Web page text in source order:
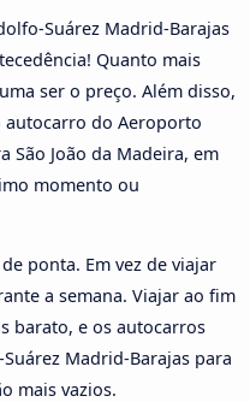
Suárez Madrid-Barajas
Quanto mais
ser o preço. Além disso,
autocarro do Aeroporto
São João da Madeira, em
momento ou
ponta. Em vez de viajar
a semana. Viajar ao fim
barato, e os autocarros
Madrid-Barajas para
mais vazios.